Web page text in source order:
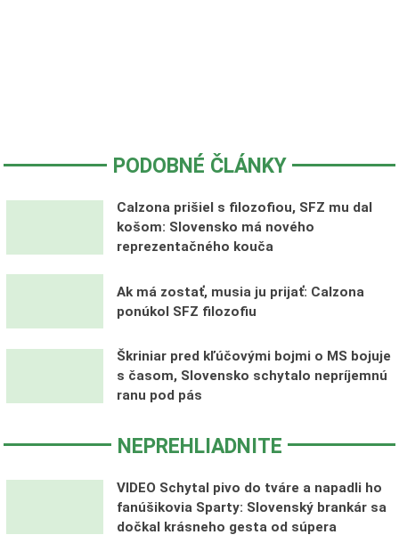
PODOBNÉ ČLÁNKY
Calzona prišiel s filozofiou, SFZ mu dal
košom: Slovensko má nového
reprezentačného kouča
Ak má zostať, musia ju prijať: Calzona
ponúkol SFZ filozofiu
Škriniar pred kľúčovými bojmi o MS bojuje
s časom, Slovensko schytalo nepríjemnú
ranu pod pás
NEPREHLIADNITE
VIDEO Schytal pivo do tváre a napadli ho
fanúšikovia Sparty: Slovenský brankár sa
dočkal krásneho gesta od súpera